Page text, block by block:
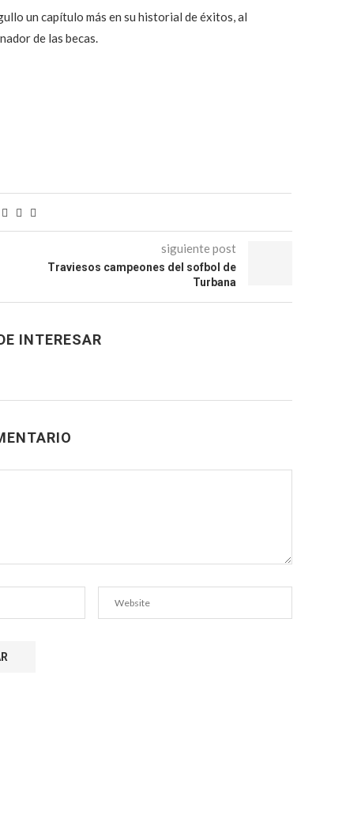
un capítulo más en su historial de éxitos, al
de las becas.
siguiente post
Traviesos campeones del sofbol de
Turbana
INTERESAR